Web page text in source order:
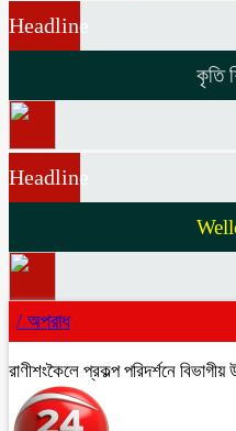
Headline
কৃতি
Headline
/ অপরাধ
রাণীশংকৈলে প্রকল্প পরিদর্শনে